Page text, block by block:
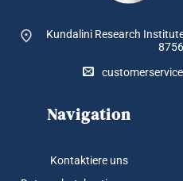
Kundalini Research
Navigation
Kontaktiere uns